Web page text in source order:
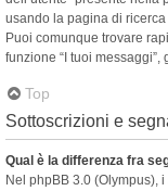
usando la pagina di
Puoi comunque trovare
funzione “I tuoi
Top
Sottoscrizioni e
Qual è la differenza fra
Nel phpBB 3.0 (Olympus),